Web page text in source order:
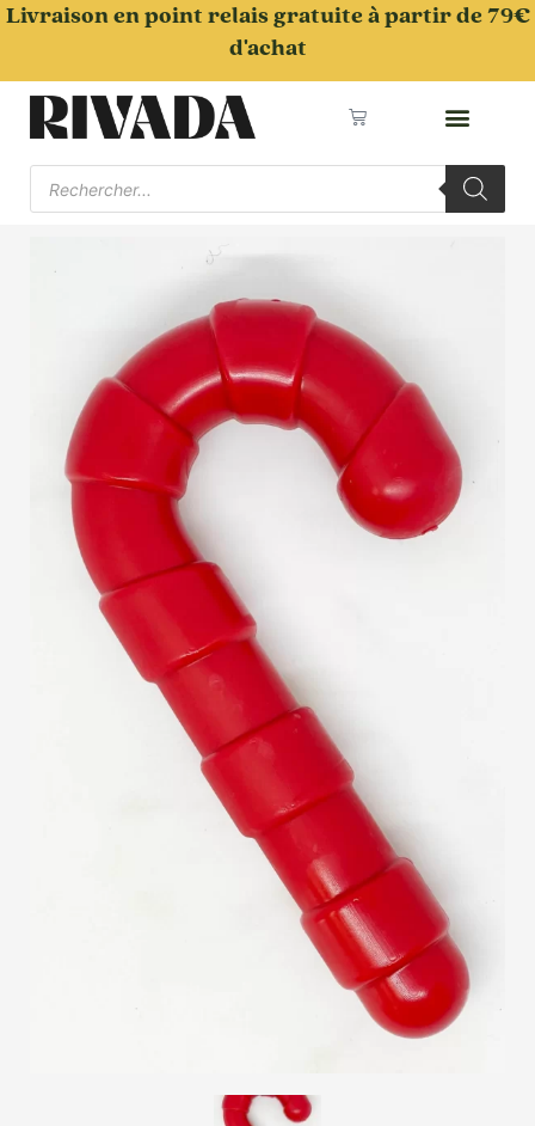
Aller
Livraison en point relais gratuite à partir de 79€
d'achat
Panier
Recherche
produits